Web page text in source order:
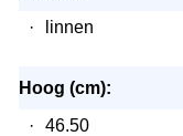
·
linnen
Hoog (cm):
·
46.50